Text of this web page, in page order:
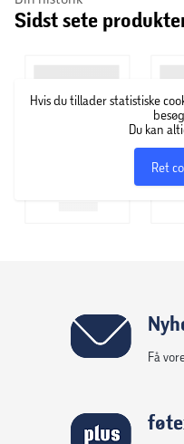
Sidst sete
Hvis du tillader statistiske
Du kan
Ret
Få